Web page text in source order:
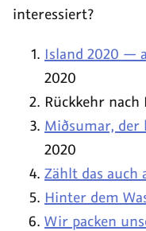
interessiert?
Island 2020 —
2020
Rückkehr
Miðsumar, der
2020
Zählt das auch
Hinter dem
Wir packen